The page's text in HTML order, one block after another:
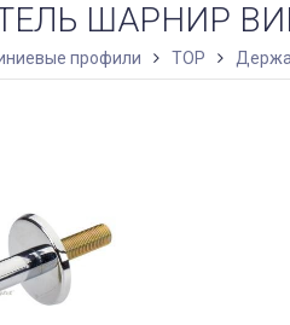
ШАРНИР
профили TOP